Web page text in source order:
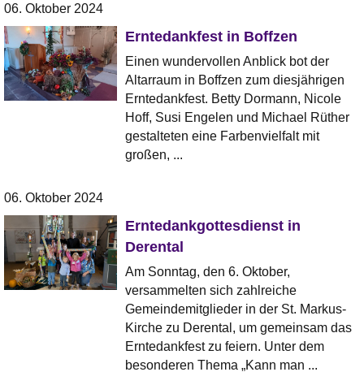
06. Oktober 2024
Erntedankfest in Boffzen
Einen wundervollen Anblick bot der
Altarraum in Boffzen zum diesjährigen
Erntedankfest. Betty Dormann, Nicole
Hoff, Susi Engelen und Michael Rüther
gestalteten eine Farbenvielfalt mit
großen, ...
06. Oktober 2024
Erntedankgottesdienst in
Derental
Am Sonntag, den 6. Oktober,
versammelten sich zahlreiche
Gemeindemitglieder in der St. Markus-
Kirche zu Derental, um gemeinsam das
Erntedankfest zu feiern. Unter dem
besonderen Thema „Kann man ...